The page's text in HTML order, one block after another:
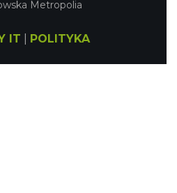
Metropolia
IT
POLITYKA